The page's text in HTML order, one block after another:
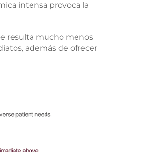
intensa provoca la
resulta mucho menos
además de ofrecer